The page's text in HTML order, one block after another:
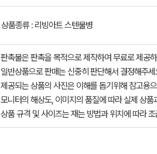
상품종류 : 리빙아트 스텐물병
판촉물은 판촉을 목적으로 제작하여 무료로 제공
일반상품으로 판매는 신중히 판단해서 결정해주세
제공되는 상품의 사진은 이해를 돕기위해 참고용
모니터의 해상도, 이미지의 품질에 따라 실제 상
상품 규격 및 사이즈는 재는 방법과 위치에 따라